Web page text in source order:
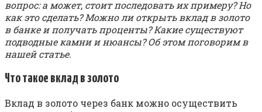
вопрос: а может, стоит последовать их примеру? Но
как это сделать? Можно ли открыть вклад в золото
в банке и получать проценты? Какие существуют
подводные камни и нюансы? Об этом поговорим в
нашей статье.
Что такое вклад в золото
Вклад в золото через банк можно осуществить